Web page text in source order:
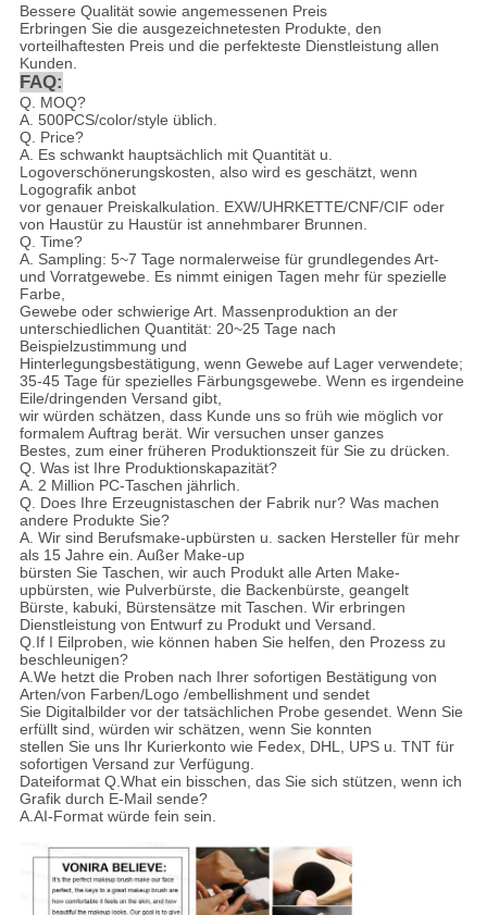
Bessere Qualität sowie angemessenen Preis
Erbringen Sie die ausgezeichnetesten Produkte, den
vorteilhaftesten Preis und die perfekteste Dienstleistung allen
Kunden.
FAQ:
Q. MOQ?
A. 500PCS/color/style üblich.
Q. Price?
A. Es schwankt hauptsächlich mit Quantität u.
Logoverschönerungskosten, also wird es geschätzt, wenn
Logografik anbot
vor genauer Preiskalkulation. EXW/UHRKETTE/CNF/CIF oder
von Haustür zu Haustür ist annehmbarer Brunnen.
Q. Time?
A. Sampling: 5~7 Tage normalerweise für grundlegendes Art-
und Vorratgewebe. Es nimmt einigen Tagen mehr für spezielle
Farbe,
Gewebe oder schwierige Art. Massenproduktion an der
unterschiedlichen Quantität: 20~25 Tage nach
Beispielzustimmung und
Hinterlegungsbestätigung, wenn Gewebe auf Lager verwendete;
35-45 Tage für spezielles Färbungsgewebe. Wenn es irgendeine
Eile/dringenden Versand gibt,
wir würden schätzen, dass Kunde uns so früh wie möglich vor
formalem Auftrag berät. Wir versuchen unser ganzes
Bestes, zum einer früheren Produktionszeit für Sie zu drücken.
Q. Was ist Ihre Produktionskapazität?
A. 2 Million PC-Taschen jährlich.
Q. Does Ihre Erzeugnistaschen der Fabrik nur? Was machen
andere Produkte Sie?
A. Wir sind Berufsmake-upbürsten u. sacken Hersteller für mehr
als 15 Jahre ein. Außer Make-up
bürsten Sie Taschen, wir auch Produkt alle Arten Make-
upbürsten, wie Pulverbürste, die Backenbürste, geangelt
Bürste, kabuki, Bürstensätze mit Taschen. Wir erbringen
Dienstleistung von Entwurf zu Produkt und Versand.
Q.If I Eilproben, wie können haben Sie helfen, den Prozess zu
beschleunigen?
A.We hetzt die Proben nach Ihrer sofortigen Bestätigung von
Arten/von Farben/Logo /embellishment und sendet
Sie Digitalbilder vor der tatsächlichen Probe gesendet. Wenn Sie
erfüllt sind, würden wir schätzen, wenn Sie konnten
stellen Sie uns Ihr Kurierkonto wie Fedex, DHL, UPS u. TNT für
sofortigen Versand zur Verfügung.
Dateiformat Q.What ein bisschen, das Sie sich stützen, wenn ich
Grafik durch E-Mail sende?
A.AI-Format würde fein sein.